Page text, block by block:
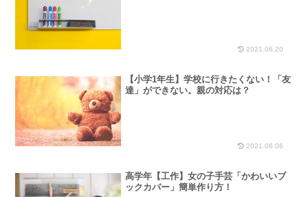
2021.06.20
【小学1年生】学校に行きたくない！「友
達」ができない。親の対応は？
2021.06.06
高学年【工作】女の子手芸「かわいいブ
ックカバー」簡単作り方！